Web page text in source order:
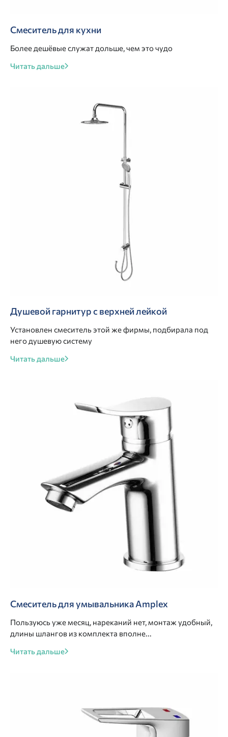
Смеситель для кухни
Более дешёвые служат дольше, чем это чудо
Читать дальше
Душевой гарнитур с верхней лейкой
Установлен смеситель этой же фирмы, подбирала под
него душевую систему
Читать дальше
Смеситель для умывальника Amplex
Пользуюсь уже месяц, нареканий нет, монтаж удобный,
длины шлангов из комплекта вполне...
Читать дальше